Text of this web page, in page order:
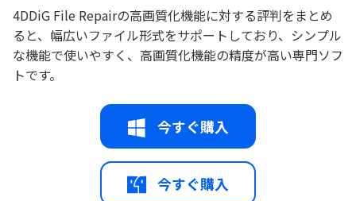
4DDiG File Repairの高画質化機能に対する評判をまとめ
ると、幅広いファイル形式をサポートしており、シンプル
な機能で使いやすく、高画質化機能の精度が高い専門ソフ
トです。
今すぐ購入
今すぐ購入